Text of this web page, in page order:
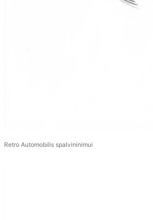
Retro Automobilis spalvininimui